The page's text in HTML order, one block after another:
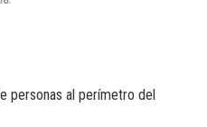
personas al perímetro del